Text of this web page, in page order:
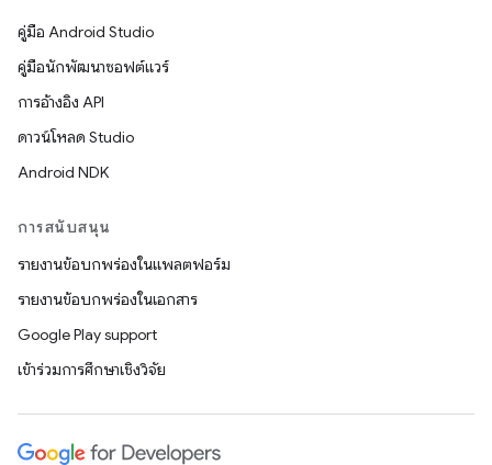
คู่มือ Android Studio
คู่มือนักพัฒนาซอฟต์แวร์
การอ้างอิง API
ดาวน์โหลด Studio
Android NDK
การสนับสนุน
รายงานข้อบกพร่องในแพลตฟอร์ม
รายงานข้อบกพร่องในเอกสาร
Google Play support
เข้าร่วมการศึกษาเชิงวิจัย